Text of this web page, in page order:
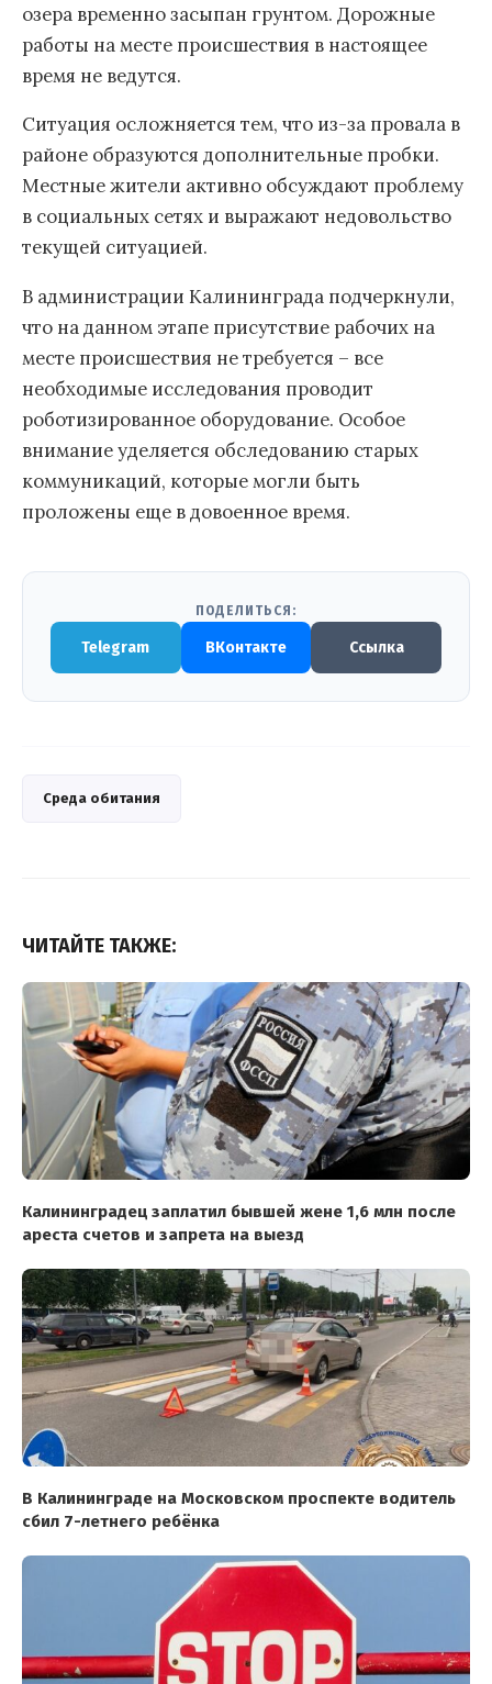
озера временно засыпан грунтом. Дорожные
работы на месте происшествия в настоящее
время не ведутся.
Ситуация осложняется тем, что из-за провала в
районе образуются дополнительные пробки.
Местные жители активно обсуждают проблему
в социальных сетях и выражают недовольство
текущей ситуацией.
В администрации Калининграда подчеркнули,
что на данном этапе присутствие рабочих на
месте происшествия не требуется – все
необходимые исследования проводит
роботизированное оборудование. Особое
внимание уделяется обследованию старых
коммуникаций, которые могли быть
проложены еще в довоенное время.
ПОДЕЛИТЬСЯ:
Telegram ВКонтакте Ссылка
Среда обитания
ЧИТАЙТЕ ТАКЖЕ:
Калининградец заплатил бывшей жене 1,6 млн после
ареста счетов и запрета на выезд
В Калининграде на Московском проспекте водитель
сбил 7-летнего ребёнка